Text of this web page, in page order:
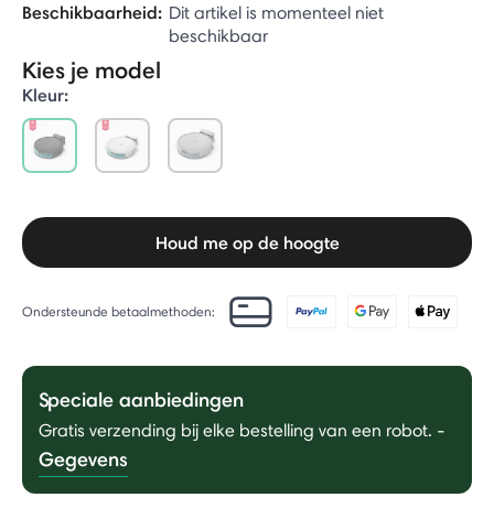
Beschikbaarheid: Dit artikel is momenteel niet
beschikbaar
Kies je model
Kleur:
Houd me op de hoogte
Ondersteunde betaalmethoden:
Speciale aanbiedingen
Gratis verzending bij elke bestelling van een robot. -
Gegevens